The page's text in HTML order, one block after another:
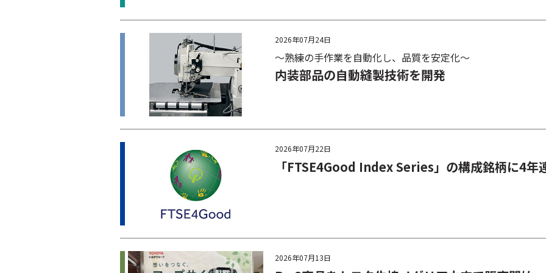
2026年07月24日
～熟練の手作業を自動化し、品質を安定化～
内装部品の自動縫製技術を開発
2026年07月22日
「FTSE4Good Index Series」の構成銘柄に4年
2026年07月13日